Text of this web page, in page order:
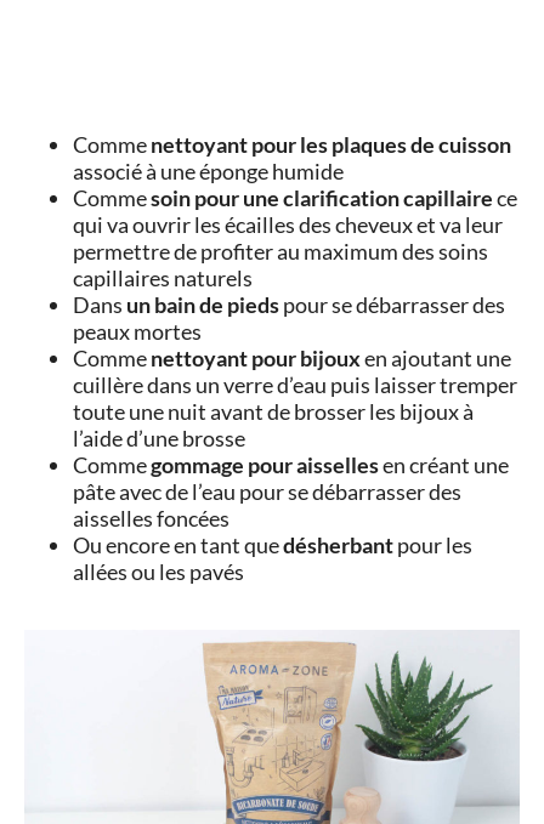
Commenettoyant pour les plaques de cuisson
associé à une éponge humide
Commesoin pour une clarification capillairece
qui va ouvrir les écailles des cheveux et va leur
permettre de profiter au maximum des soins
capillaires naturels
Dans un bain de piedspour se débarrasser des
peaux mortes
Commenettoyant pour bijouxen ajoutant une
cuillère dans un verre d’eau puis laisser tremper
toute une nuit avant de brosser les bijoux à
l’aide d’une brosse
Commegommage pour aissellesen créant une
pâte avec de l’eau pour se débarrasser des
aisselles foncées
Ou encore en tant quedésherbantpour les
allées ou les pavés